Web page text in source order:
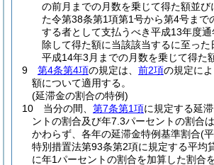
の前月までの月数を乗じて得た額並び
た令第38条第1項第1号から第4号まで
する者として支払うべき平成13年度
除して得た額に当該該当するに至った
平成14年3月までの月数を乗じて得た
9
第4条第4項の規定は、 前2項の規定に
額について適用する。
(延滞金の割合の特例)
10
当分の間、 第7条第1項に規定する延
ントの割合及び年7.3パーセントの割合は
かわらず、各年の延滞金特例基準割合(
特別措置法第93条第2項に規定する平均
に年1パーセントの割合を加算した割合